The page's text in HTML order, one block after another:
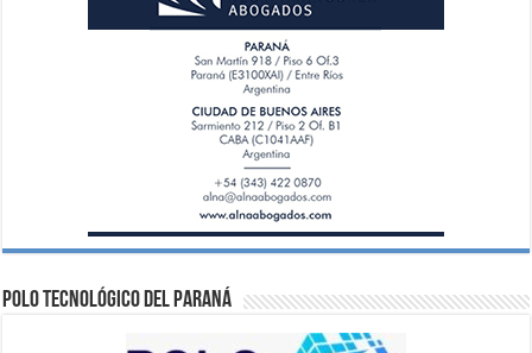
Polo Tecnológico del Paraná